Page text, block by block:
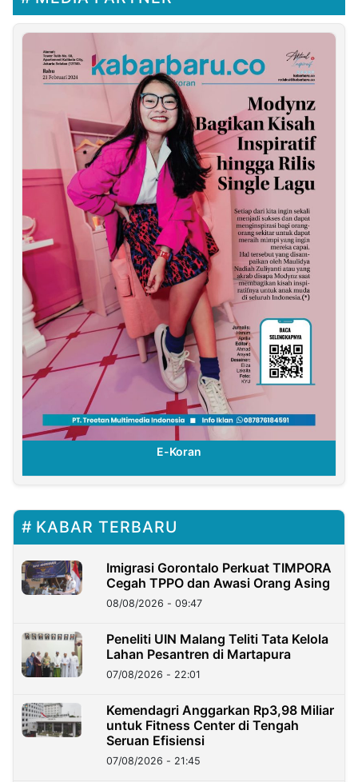
E-Koran
KABAR TERBARU
Imigrasi Gorontalo Perkuat TIMPORA
Cegah TPPO dan Awasi Orang Asing
08/08/2026 - 09:47
Peneliti UIN Malang Teliti Tata Kelola
Lahan Pesantren di Martapura
07/08/2026 - 22:01
Kemendagri Anggarkan Rp3,98 Miliar
untuk Fitness Center di Tengah
Seruan Efisiensi
07/08/2026 - 21:45